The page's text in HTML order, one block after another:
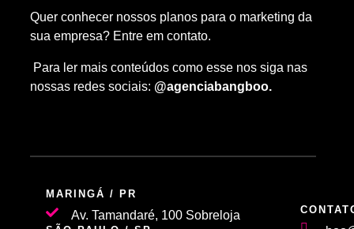
Quer conhecer nossos planos para o marketing da
sua empresa? Entre em contato.
Para ler mais conteúdos como esse nos siga nas
nossas redes sociais: @agenciabangboo.
MARINGÁ / PR
Av. Tamandaré, 100 Sobreloja